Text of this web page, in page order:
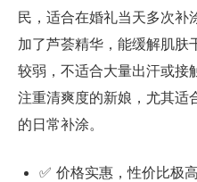
民，适合在婚礼当天多次补
加了芦荟精华，能缓解肌肤
较弱，不适合大量出汗或接
注重清爽度的新娘，尤其适
的日常补涂。
✅ 价格实惠，性价比极高